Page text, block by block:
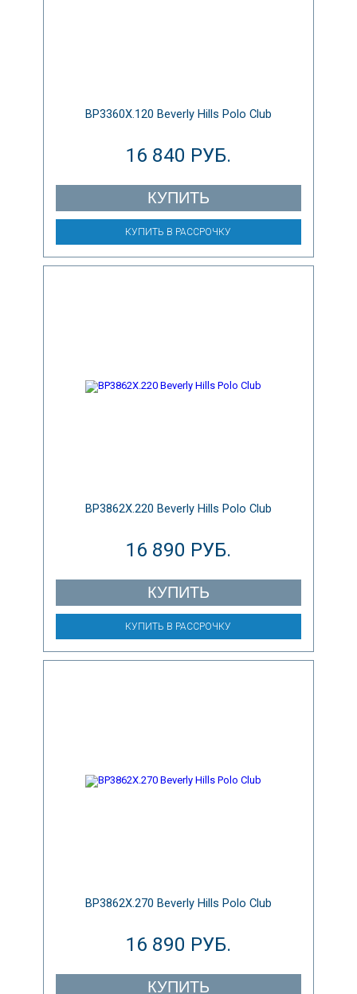
BP3360X.120 Beverly Hills Polo Club
16 840 РУБ.
КУПИТЬ
КУПИТЬ В РАССРОЧКУ
BP3862X.220 Beverly Hills Polo Club
16 890 РУБ.
КУПИТЬ
КУПИТЬ В РАССРОЧКУ
BP3862X.270 Beverly Hills Polo Club
16 890 РУБ.
КУПИТЬ